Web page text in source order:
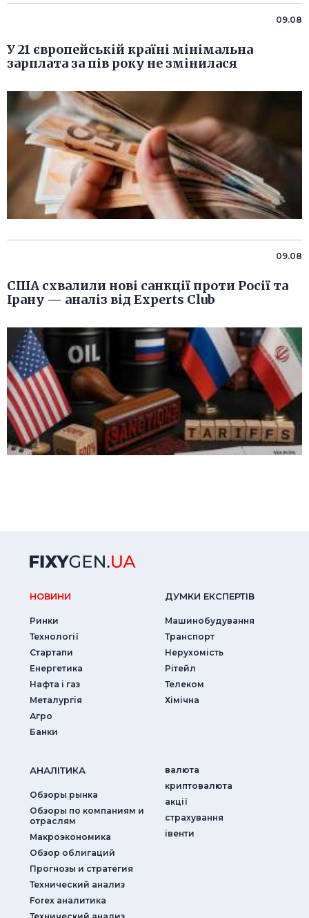
09.08
У 21 європейській країні мінімальна
зарплата за пів року не змінилася
09.08
США схвалили нові санкції проти Росії та
Ірану — аналіз від Experts Club
НОВИНИ
Ринки
Технології
Стартапи
Енергетика
Нафта і газ
Металургія
Агро
Банки
ДУМКИ ЕКСПЕРТIВ
Машинобудування
Транспорт
Нерухомість
Рітейл
Телеком
Хімічна
АНАЛIТИКА
Обзоры рынка
Обзоры по компаниям и
отраслям
Макроэкономика
Обзор облигаций
Прогнозы и стратегия
Технический анализ
Forex аналитика
валюта
криптовалюта
акції
страхування
iвенти